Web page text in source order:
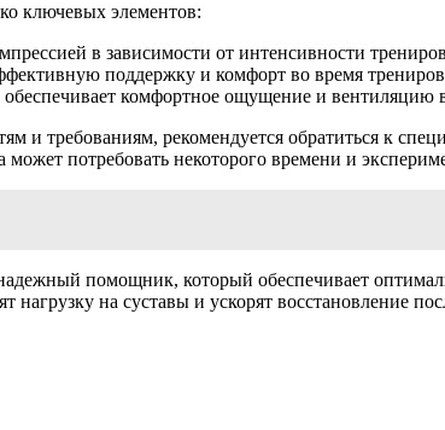
ключевых элементов:
в зависимости от интенсивности
поддержку и комфорт во время
комфортное ощущение и вентиляцию
и требованиям, рекомендуется обратиться к
потребовать некоторого времени и
помощник, который обеспечивает
на суставы и ускорят восстановление